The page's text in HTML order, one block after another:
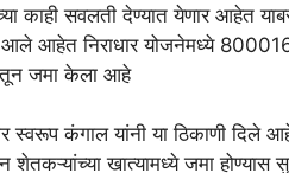
काही सवलती देण्यात येणार आहेत
आले आहेत निराधार योजनेमध्ये
जमा केला आहे
स्वरूप कंगाल यांनी या ठिकाणी
शेतकऱ्यांच्या खात्यामध्ये जमा